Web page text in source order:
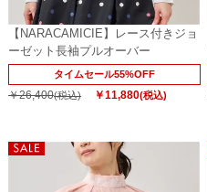
【NARACAMICIE】レース付きジョ
ーゼット長袖プルオーバー
タイムセール55%OFF
￥26,400(税込) ￥11,880(税込)